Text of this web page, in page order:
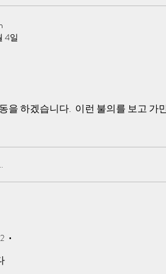
4일
을 하겠습니다.  이런 불의를 보고 가
•